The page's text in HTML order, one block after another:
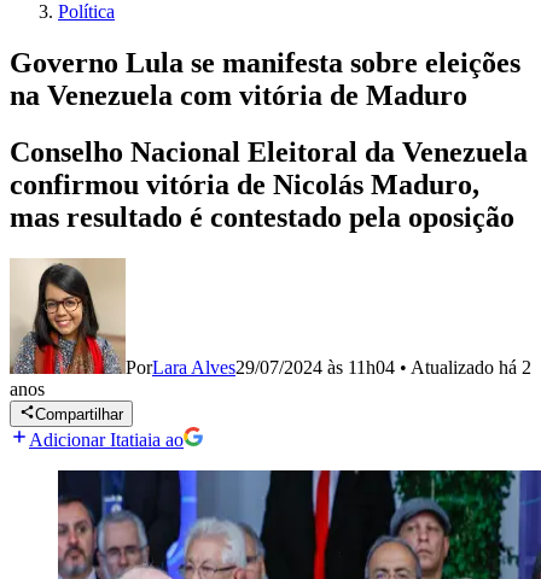
Política
Governo Lula se manifesta sobre eleições
na Venezuela com vitória de Maduro
Conselho Nacional Eleitoral da Venezuela
confirmou vitória de Nicolás Maduro,
mas resultado é contestado pela oposição
PorLara Alves29/07/2024 às 11h04 • Atualizado há 2
anos
Compartilhar
Adicionar Itatiaia ao